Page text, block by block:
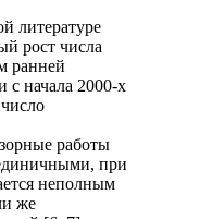
литературе
рост числа
ранней
с начала 2000-х
работы
при
неполным
же